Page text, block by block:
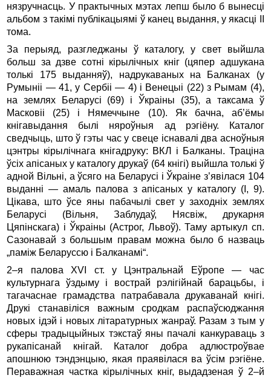
нязручнасць. У практычных мэтах лепш было б вынесці
альбом з такімі публікацыямі ў канец выдання, у якасці II
тома.
За перыяд, разгледжаны ў каталогу, у свет выйшла
больш за дзве сотні кірылічных кніг (цяпер адшукана
толькі 175 выданняў), надрукаваных на Балканах (у
Румыніі — 41, у Сербіі — 4) і Венецыі (22) з Рымам (4),
на землях Беларусі (69) і Ўкраіны (35), а таксама ў
Масковіі (25) і Нямеччыне (10). Як бачна, аб’ёмы
кнігавыдання былі няроўныя ад рэгіёну. Каталог
сведчыць, што ў гэты час у свеце існавалі два асноўныя
цэнтры кірылічнага кнігадруку: ВКЛ і Балканы. Траціна
ўсіх апісаных у каталогу друкаў (64 кнігі) выйшла толькі ў
адной Вільні, а ўсяго на Беларусі і Ўкраіне з’явілася 104
выданні — амаль палова з апісаных у каталогу (I, 9).
Цікава, што ўсе яны пабачылі свет у заходніх землях
Беларусі (Вільня, Заблудаў, Нясвіж, друкарня
Цяпінскага) і Ўкраіны (Астрог, Львоў). Таму артыкул сп.
Сазонавай з большым правам можна было б назваць
„паміж Беларуссю і Балканамі“.
2–я палова XVI ст. у Цэнтральнай Еўропе — час
культурнага ўздыму і вострай рэлігійнай барацьбы, і
тагачаснае грамадства патрабавала друкаванай кнігі.
Друкі станавіліся важным сродкам распаўсюджання
новых ідэй і новых літаратурных жанраў. Разам з тым у
сферы традыцыйных тэкстаў яны пачалі канкураваць з
рукапісанай кнігай. Каталог добра адлюстроўвае
апошнюю тэндэнцыю, якая праявілася ва ўсім рэгіёне.
Пераважная частка кірылічных кніг, выдадзеная ў 2–й